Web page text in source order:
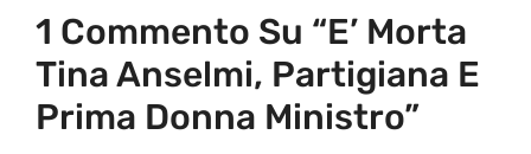
1 Commento Su “E’ Morta
Tina Anselmi, Partigiana E
Prima Donna Ministro”